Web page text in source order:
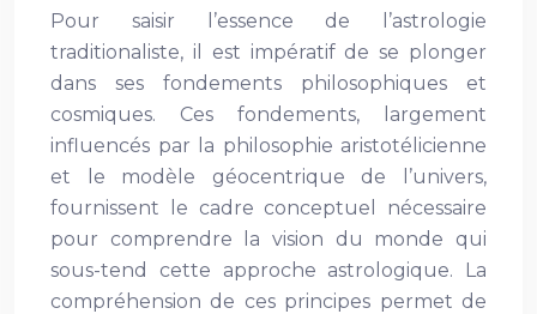
Pour saisir l’essence de l’astrologie
traditionaliste, il est impératif de se plonger
dans ses fondements philosophiques et
cosmiques. Ces fondements, largement
influencés par la philosophie aristotélicienne
et le modèle géocentrique de l’univers,
fournissent le cadre conceptuel nécessaire
pour comprendre la vision du monde qui
sous-tend cette approche astrologique. La
compréhension de ces principes permet de